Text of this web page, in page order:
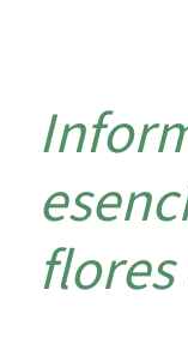
flores